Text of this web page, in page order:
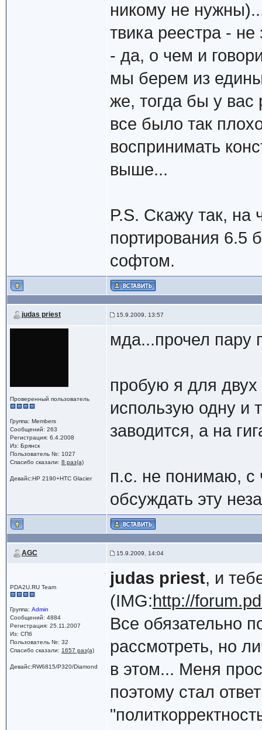
никому не
твика реестра -
- да, о чем и
мы берем из
же, тогда бы у вас
все было так
воспринимать
выше...
P.S. Скажу так, на
портирования 6.5
софтом.
judas priest 15.9.2009, 13:57
Проверенный пользователь
Группа: Members
Сообщений: 263
Регистрация: 6.4.2008
Из: Брянск
Пользователь №: 1027
Спасибо сказали: 8 раз(а)
Девайс:HP 2190+HTC Glacier
мда...прочел пару
пробую я для двух
использую одну и
заводится, а на
п.с. не понимаю, с
обсуждать эту
AGC 15.9.2009, 14:04
PDA2U.RU Team
Группа: Admin
Сообщений: 4884
Регистрация: 25.11.2007
Из: СПб
Пользователь №: 32
Спасибо сказали: 1657 раз(а)
Девайс:RW6815/P320/Diamond
judas priest, и
(IMG:http://
Все обязательно
рассмотреть, но
в этом... Меня
поэтому стал